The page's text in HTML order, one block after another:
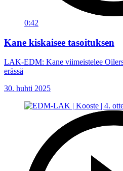
0:42
Kane kiskaisee tasoituksen
LAK-EDM: Kane viimeistelee
erässä
30. huhti 2025